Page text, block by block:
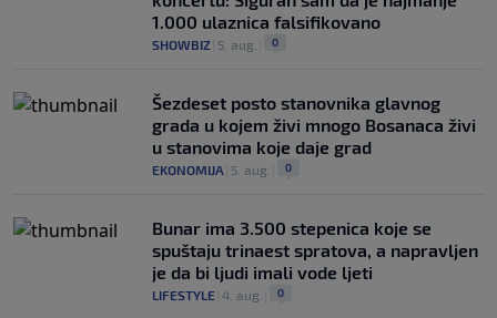
1.000 ulaznica falsifikovano
SHOWBIZ 5. aug. 0
Šezdeset posto stanovnika glavnog
grada u kojem živi mnogo Bosanaca živi
u stanovima koje daje grad
EKONOMIJA 5. aug. 0
Bunar imа 3.500 stepenica koje se
spuštaju trinaest spratova, a napravljen
je da bi ljudi imali vode ljeti
LIFESTYLE 4. aug. 0